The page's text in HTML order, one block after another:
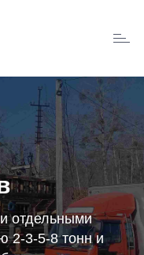
отдельными
2-3-5-8 тонн и